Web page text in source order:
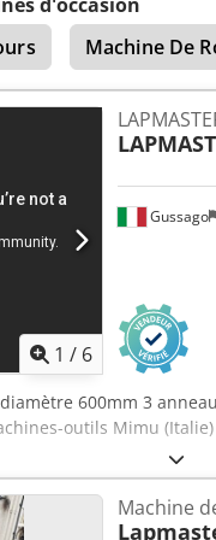
d'occasion
Machine De
1 / 6
Gussago
600mm 3
outils Mimu
Machine